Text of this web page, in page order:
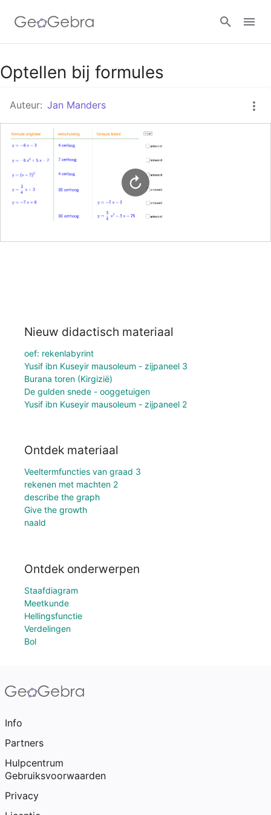
Google Classroom
GeoGebra Klaslokaal
Optellen bij formules
Auteur: Jan Manders
Nieuw didactisch materiaal
oef: rekenlabyrint
Yusif ibn Kuseyir mausoleum - zijpaneel 3
Burana toren (Kirgizië)
De gulden snede - ooggetuigen
Yusif ibn Kuseyir mausoleum - zijpaneel 2
Ontdek materiaal
Veeltermfuncties van graad 3
rekenen met machten 2
describe the graph
Give the growth
naald
Ontdek onderwerpen
Staafdiagram
Meetkunde
Hellingsfunctie
Verdelingen
Bol
Info
Partners
Hulpcentrum
Gebruiksvoorwaarden
Privacy